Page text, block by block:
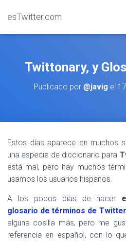
esTwitter.com
Twittonary, y
Publicado por @javig el
Estos días aparece en muchos
una especie de diccionario para
está mal, pero hay muchos
usamos los usuarios hispanos.
A los pocos días de nacer
glosario de términos de Twitter
alguna cosilla más, pero me
referencia en español, con lo